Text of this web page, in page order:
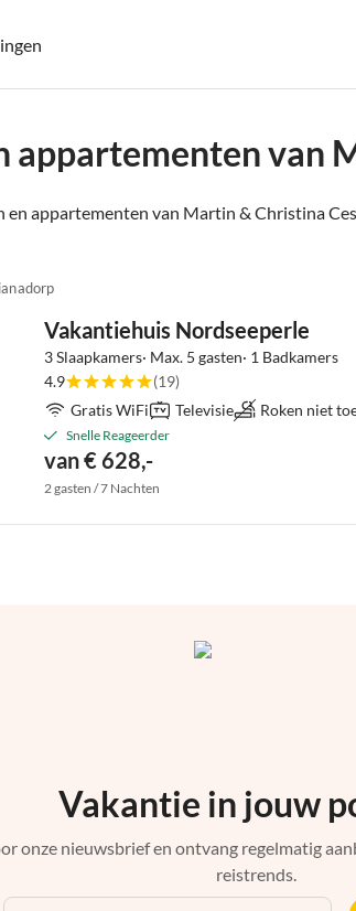
appartementen van
en appartementen van Martin & Christina
Vakantiehuis Nordseeperle
3 Slaapkamers· Max. 5 gasten· 1 Badkamers
4.9
(19)
Gratis WiFi
Televisie Roken niet
Snelle Reageerder
van € 628,-
2 gasten / 7 Nachten
Vakantie in jouw
onze nieuwsbrief en ontvang regelmatig
reistrends.